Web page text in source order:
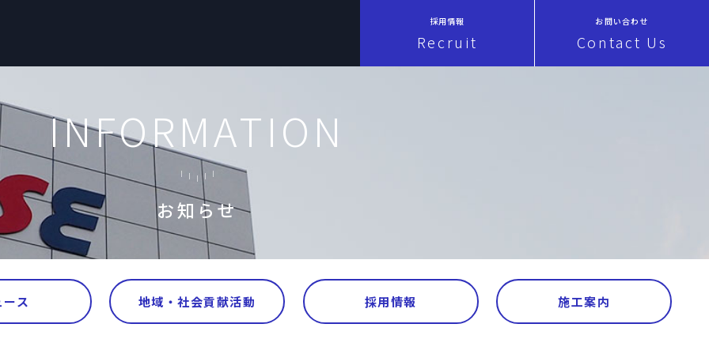
採用情報
Recruit
お問い合わせ
Contact Us
INFORMATION
お知らせ
ス 地域・社会貢献活動 採用情報 施工案内